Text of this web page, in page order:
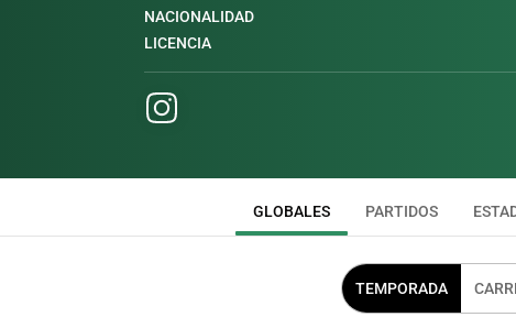
NACIONALIDAD
LICENCIA
GLOBALES PARTIDOS
TEMPORADA